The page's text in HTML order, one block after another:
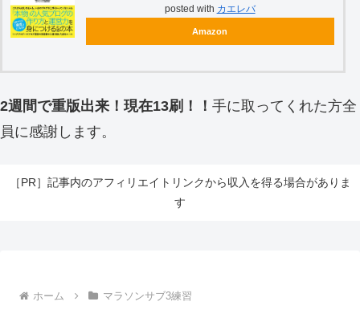
posted with カエレバ
Amazon
2週間で重版出来！現在13刷！！ 手に取ってくれた方全
員に感謝します。
［PR］記事内のアフィリエイトリンクから収入を得る場合がありま
す
ホーム マラソンサブ3練習